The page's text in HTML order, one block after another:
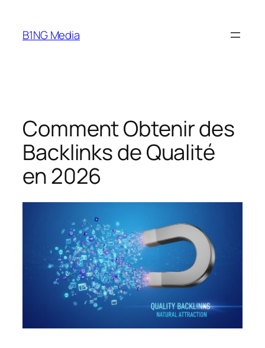
contenu
B1NG Media
Comment Obtenir des
Backlinks de Qualité
en 2026